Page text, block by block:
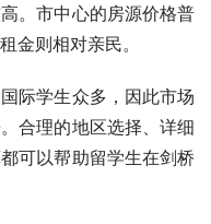
。市中心的房源价格普
金则相对亲民。
际学生众多，因此市场
合理的地区选择、详细
可以帮助留学生在剑桥